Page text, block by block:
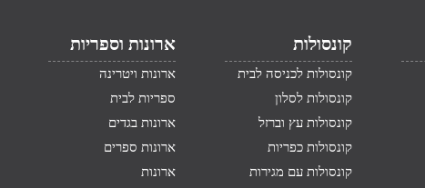
קונסולות
קונסולות לכניסה לבית
קונסולות לסלון
קונסולות עץ וברזל
קונסולות כפריות
קונסולות עם מגירות
ארונות וספריות
ארונות ויטרינה
ספריות לבית
ארונות בגדים
ארונות ספרים
ארונות